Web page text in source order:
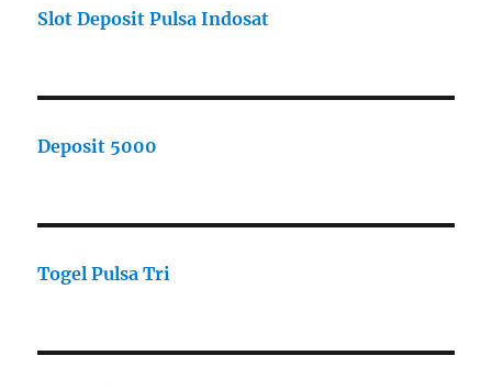
Slot Deposit Pulsa Indosat
Deposit 5000
Togel Pulsa Tri